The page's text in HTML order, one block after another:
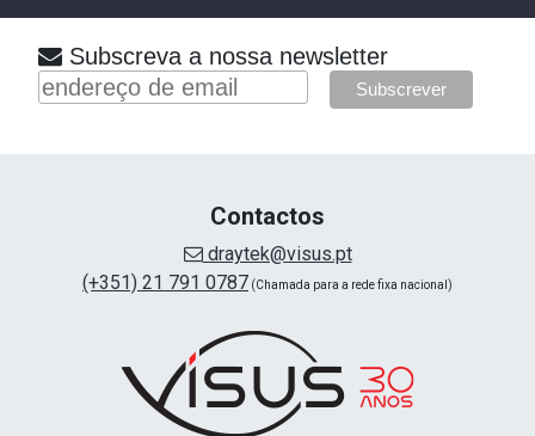
Subscreva a nossa newsletter
Contactos
draytek@visus.pt
(+351) 21 791 0787 (Chamada para a rede fixa nacional)